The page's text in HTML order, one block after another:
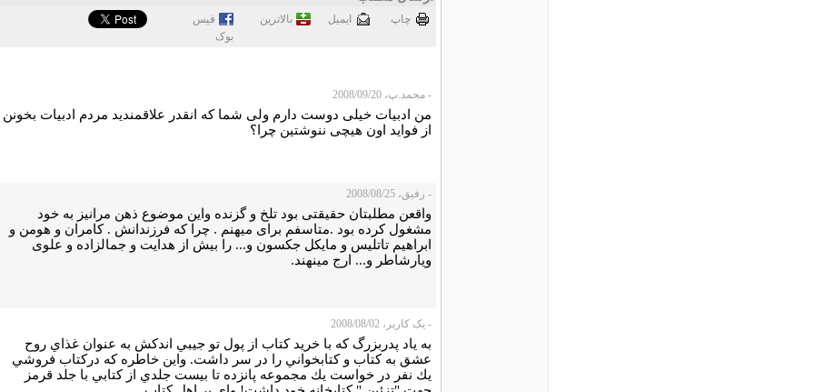
چاپ ايميل بالاترین
فيس
بوک
- محمد.پ، 2008/09/20
من ادبیات خیلی دوست دارم ولی شما که انقدر علاقمندید مردم ادبیات بخونن
از فواید اون هیچی ننوشتین چرا؟
- رفیق، 2008/08/25
واقعن مطلبتان حقیقتی بود تلخ و گزنده واین موضوع ذهن مرانیز به خود
مشغول کرده بود .متاسفم برای میهنم . چرا که فرزندانش . کامران و هومن و
ابراهیم تاتلیس و مایکل جکسون و... را بیش از هدایت و جمالزاده و علوی
ویارشاطر و... ارج مینهند.
- یک کاربر، 2008/08/02
به ياد پدربزرگ كه با خريد كتاب از پول تو جيبي اندكش به عنوان غذاي روح
عشق به كتاب و كتابخواني را در سر داشت. واين خاطره كه دركتاب فروشي
يك نفر در خواست يك مجموعه پانزده تا بيست جلدي از كتابي با جلد قرمز